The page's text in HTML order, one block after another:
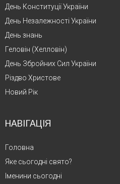
День Конституції України
День Незалежності України
День знань
Геловін (Хелловін)
День Збройних Сил України
Різдво Христове
Новий Рік
НАВІГАЦІЯ
Головна
Яке сьогодні свято?
Іменини сьогодні